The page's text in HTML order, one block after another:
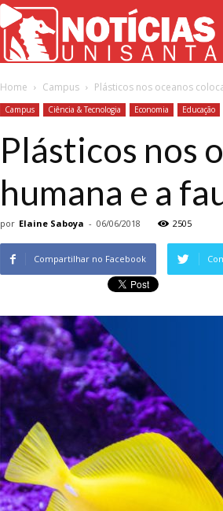
Home Campus Plásticos nos oceanos
Campus Ciência & Tecnologia Economia Educação
Plásticos nos
humana e a
por Elaine Saboya - 06/06/2018 2505
Compartilhar no Facebook